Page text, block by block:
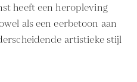
heeft een heropleving
als een eerbetoon aan
artistieke stijl